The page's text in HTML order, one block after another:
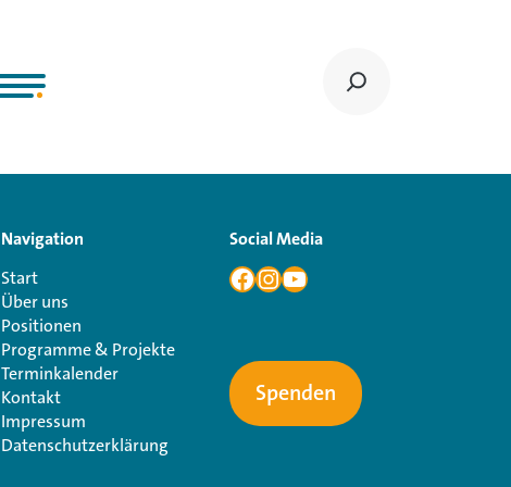
Navigation
Start
Über uns
Positionen
Programme & Projekte
Terminkalender
Kontakt
Impressum
Datenschutzerklärung
Social Media
Spenden